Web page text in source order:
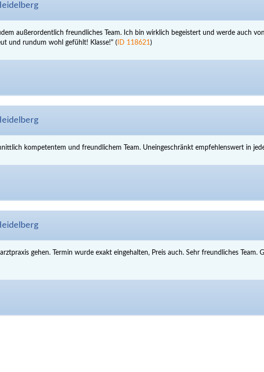
außerordentlich freundliches Team. Ich bin wirklich begeistert und werde auch
und rundum wohl gefühlt! Klasse!" ( ID 118621)
kompetentem und freundlichem Team. Uneingeschränkt empfehlenswert in
gehen. Termin wurde exakt eingehalten, Preis auch. Sehr freundliches Team.